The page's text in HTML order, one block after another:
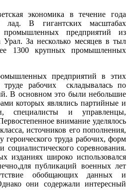
экономика в течение года
лад. В гигантских масштабах
промышленных предприятий из
За несколько месяцев в тыл
1300 крупных промышленных
предприятий в этих
труде рабочих складывалась по
В основном это были небольшие
которых являлись партийные и
специалисты и управленцы,
внимание уделялось
источников его пополнения,
героического труда рабочих, форм
социалистического соревнования.
изданиях широко использовался
публикаций военных лет
обобщающих данных и
они содержали интересный